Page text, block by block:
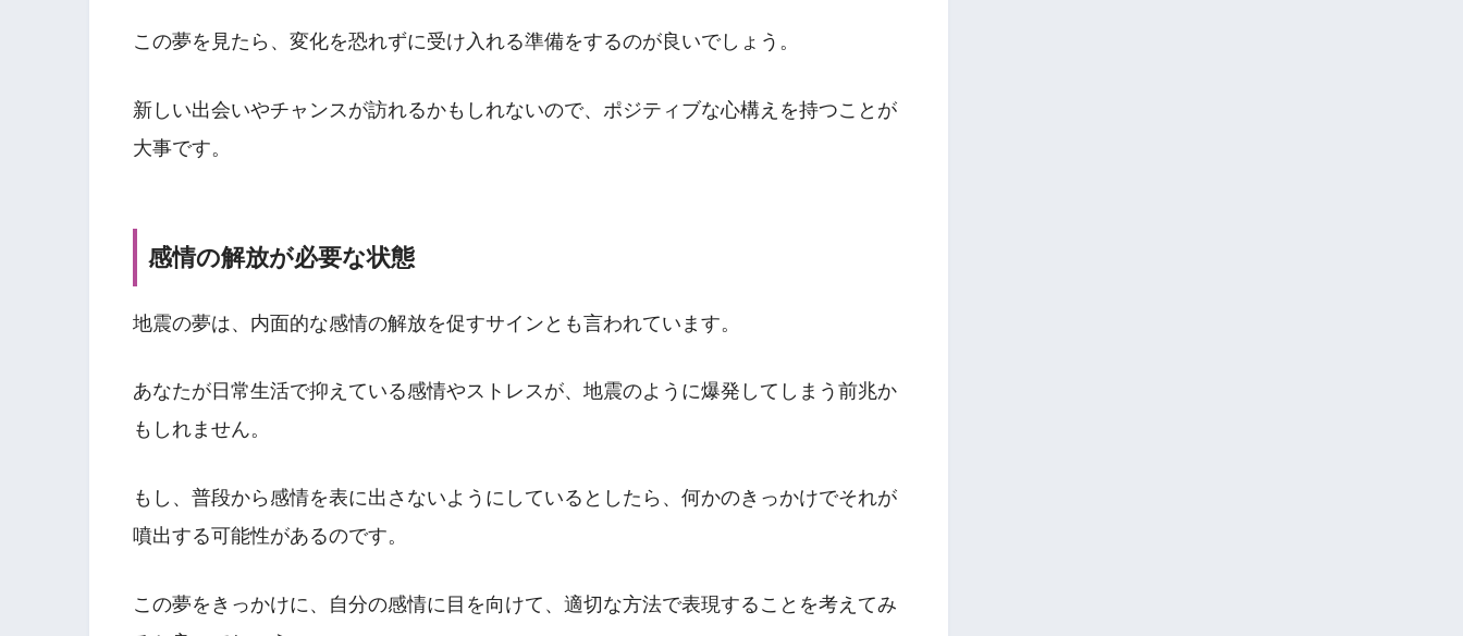
この夢を見たら、変化を恐れずに受け入れる準備をするのが良いでしょう。
新しい出会いやチャンスが訪れるかもしれないので、ポジティブな心構えを持つことが
大事です。
感情の解放が必要な状態
地震の夢は、内面的な感情の解放を促すサインとも言われています。
あなたが日常生活で抑えている感情やストレスが、地震のように爆発してしまう前兆か
もしれません。
もし、普段から感情を表に出さないようにしているとしたら、何かのきっかけでそれが
噴出する可能性があるのです。
この夢をきっかけに、自分の感情に目を向けて、適切な方法で表現することを考えてみ